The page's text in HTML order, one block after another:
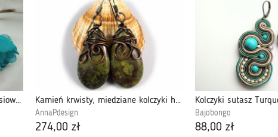
Kwiatowe kolczyki morelowe łososiowe kwiaty Kamień krwisty, miedziane kolczyki heliotrop.
AnnaPdesign
274,00 zł
Kolczyki sutasz
Bajobongo
88,00 zł